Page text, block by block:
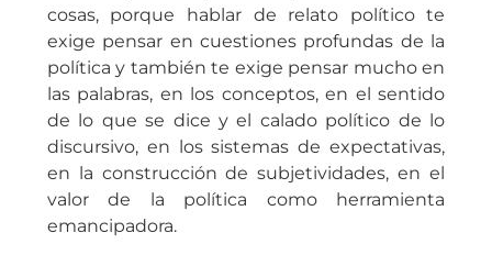
cosas, porque hablar de relato político te
exige pensar en cuestiones profundas de la
política y también te exige pensar mucho en
las palabras, en los conceptos, en el sentido
de lo que se dice y el calado político de lo
discursivo, en los sistemas de expectativas,
en la construcción de subjetividades, en el
valor de la política como herramienta
emancipadora.